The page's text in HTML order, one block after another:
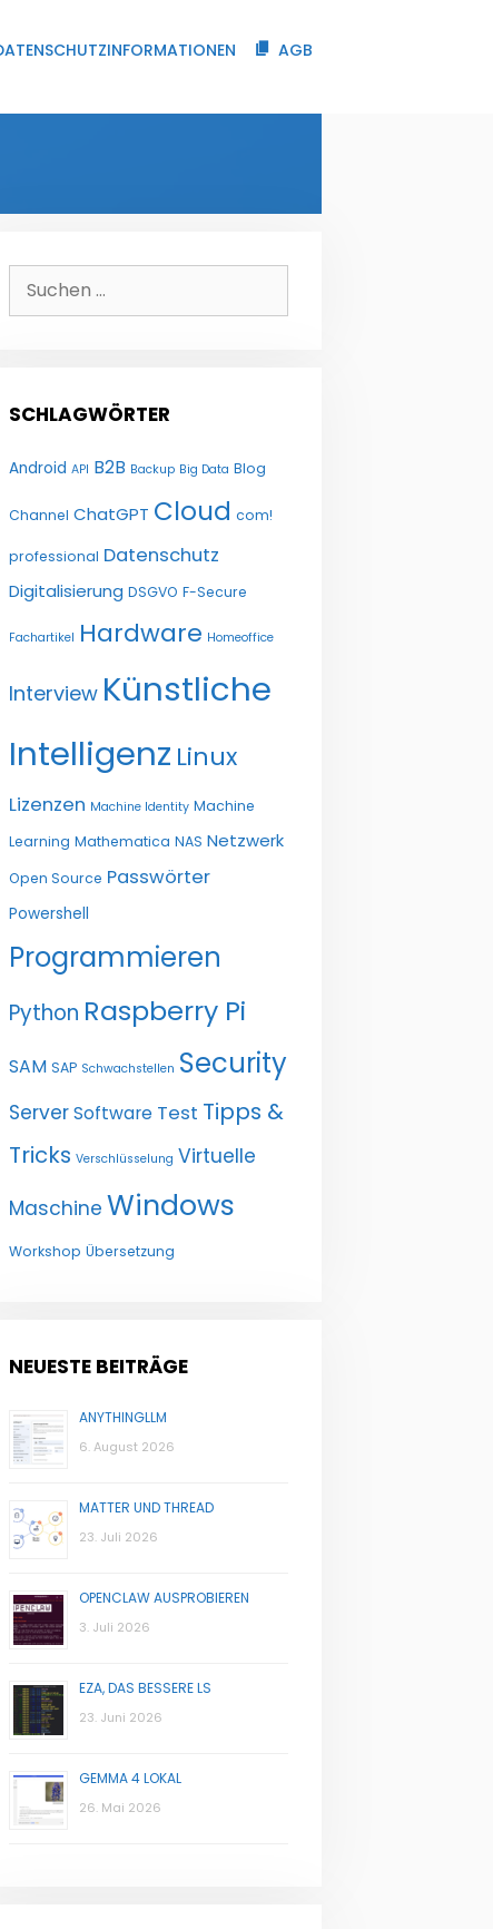
AGB
Suchen
nach:
SCHLAGWÖRTER
Android API B2B Backup Big Data Blog
Channel ChatGPT Cloud com!
professional Datenschutz
Digitalisierung DSGVO F-Secure
Fachartikel Hardware Homeoffice
Interview Künstliche
Intelligenz Linux
Lizenzen Machine Identity Machine
Learning Mathematica NAS Netzwerk
Open Source Passwörter
Powershell
Programmieren
Python Raspberry Pi
SAM SAP Schwachstellen Security
ServerSoftware Test Tipps &
Tricks Verschlüsselung Virtuelle
Maschine Windows
Workshop Übersetzung
NEUESTE BEITRÄGE
ANYTHINGLLM
6. August 2026
MATTER UND THREAD
23. Juli 2026
OPENCLAW AUSPROBIEREN
3. Juli 2026
EZA, DAS BESSERE LS
23. Juni 2026
GEMMA 4 LOKAL
26. Mai 2026